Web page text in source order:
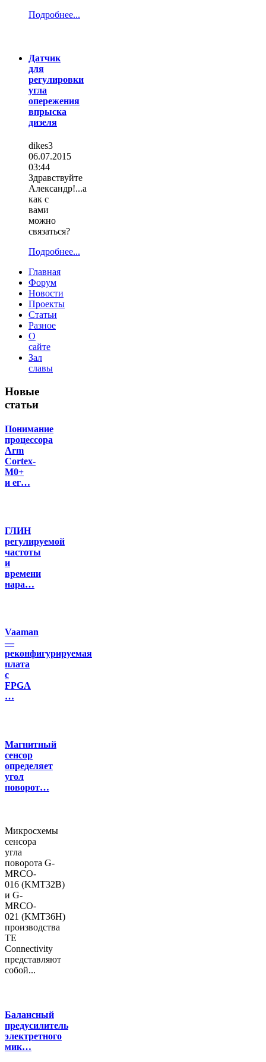
Подробнее...
Датчик
для
регулировки
угла
опережения
впрыска
дизеля
dikes3
06.07.2015
03:44
Здравствуйте
Александр!...а
как с
вами
можно
связаться?
Подробнее...
Главная
Форум
Новости
Проекты
Статьи
Разное
О
сайте
Зал
славы
Новые
статьи
Понимание
процессора
Arm
Cortex-
M0+
и ег…
ГЛИН
регулируемой
частоты
и
времени
нара…
Vaaman
—
реконфигурируемая
плата
с
FPGA
…
Магнитный
сенсор
определяет
угол
поворот…
Микросхемы
сенсора
угла
поворота G-
MRCO-
016 (KMT32B)
и G-
MRCO-
021 (KMT36H)
производства
TE
Connectivity
представляют
собой...
Балансный
предусилитель
электретного
мик…